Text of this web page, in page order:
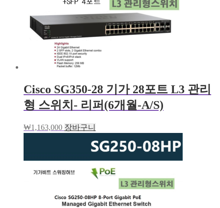
Cisco SG350-28 기가 28포트 L3 관리
형 스위치- 리퍼(6개월-A/S)
₩1,163,000 장바구니